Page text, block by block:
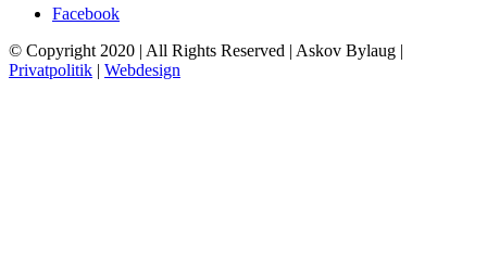
Facebook
© Copyright 2020 | All Rights Reserved | Askov Bylaug |
Privatpolitik | Webdesign